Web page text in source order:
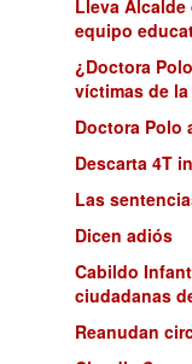
Lleva
equipo
¿Doctora
víctimas de
Doctora Polo
Descarta 4T
Las
Dicen adiós
Cabildo
ciudadanas
Reanudan